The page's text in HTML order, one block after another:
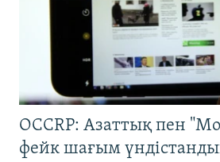
OCCRP: Азаттық пен
фейк шағым